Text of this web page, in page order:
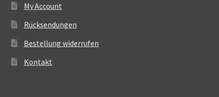
My Account
Rücksendungen
Bestellung widerrufen
Kontakt